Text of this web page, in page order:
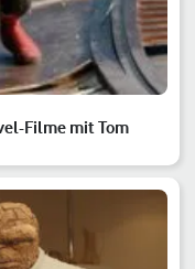
Filme mit Tom